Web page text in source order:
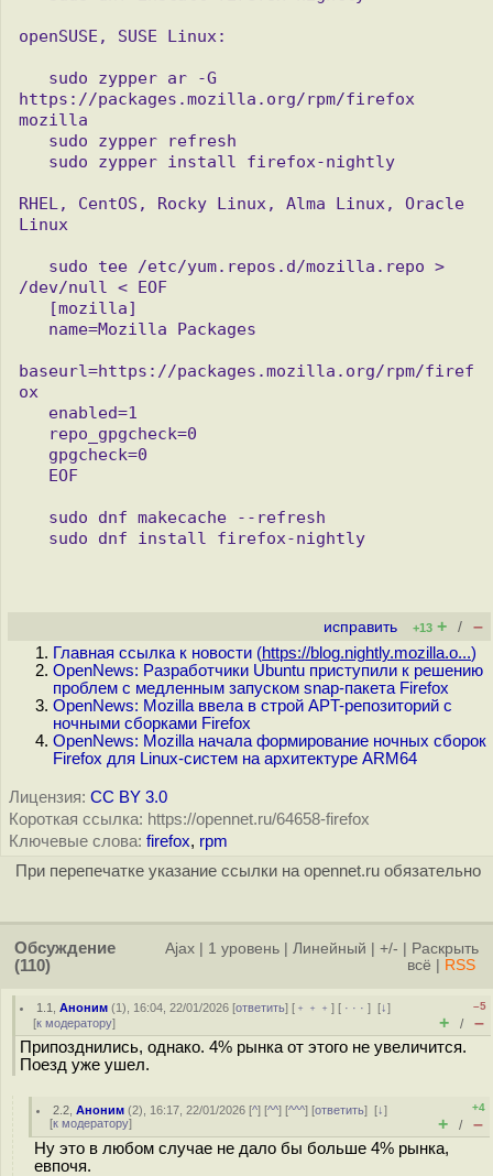
openSUSE, SUSE Linux:
https://packages.mozilla.org/rpm/firefox
mozilla
RHEL, CentOS, Rocky Linux, Alma Linux, Oracle
Linux
/dev/null < EOF
baseurl=https://packages.mozilla.org/rpm/firef
ox
исправить +13 + / –
Главная ссылка к новости (https://blog.nightly.mozilla.o...)
OpenNews: Разработчики Ubuntu приступили к решению
проблем с медленным запуском snap-пакета Firefox
OpenNews: Mozilla ввела в строй APT-репозиторий с
ночными сборками Firefox
OpenNews: Mozilla начала формирование ночных сборок
Firefox для Linux-систем на архитектуре ARM64
Лицензия: CC BY 3.0
Короткая ссылка: https://opennet.ru/64658-firefox
Ключевые слова: firefox, rpm
При перепечатке указание ссылки на opennet.ru обязательно
Обсуждение
(110)
Ajax 1 уровень Линейный +/-
Раскрыть
всё
RSS
1.1 ,Аноним (1), 16:04, 22/01/2026 [ответить] [ ﹢﹢﹢] [ · · ·][↓]
[к модератору]
–5
+ / –
Припозднились, однако. 4% рынка от этого не увеличится.
Поезд уже ушел.
2.2 ,Аноним (2), 16:17, 22/01/2026 [^] [^^] [^^^] [ответить][↓]
[к модератору]
+4
+ / –
Ну это в любом случае не дало бы больше 4% рынка,
евпочя.